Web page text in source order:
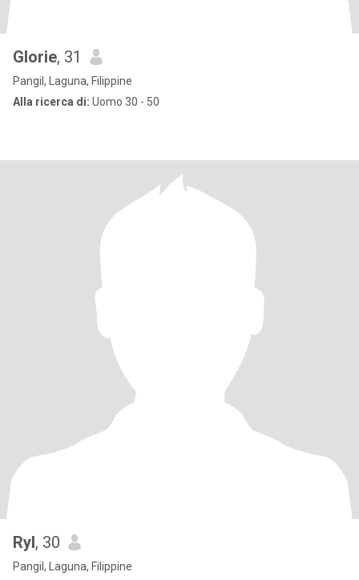
Glorie, 31
Pangil, Laguna, Filippine
Alla ricerca di: Uomo 30 - 50
Ryl, 30
Pangil, Laguna, Filippine